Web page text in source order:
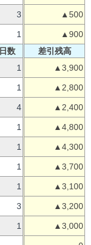
3 ▲500
1
▲900
日数
差引残高
1 ▲3,900
1 ▲2,800
4 ▲2,400
1 ▲4,800
1 ▲4,300
1 ▲3,700
1 ▲3,100
3 ▲3,200
1 ▲3,000